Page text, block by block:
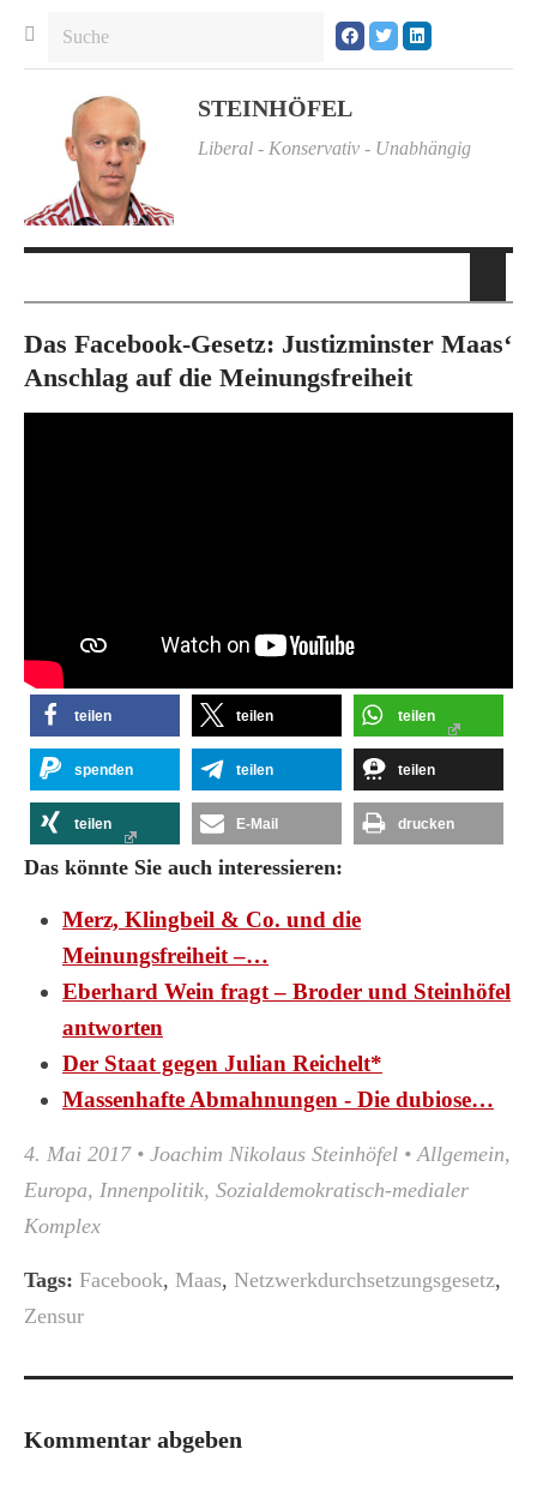
STEINHÖFEL
Liberal - Konservativ - Unabhängig
Das Facebook-Gesetz: Justizminster Maas‘
Anschlag auf die Meinungsfreiheit
teilen teilen teilen
spenden teilen teilen
teilen E-Mail drucken
Das könnte Sie auch interessieren:
Merz, Klingbeil & Co. und die
Meinungsfreiheit –…
Eberhard Wein fragt – Broder und Steinhöfel
antworten
Der Staat gegen Julian Reichelt*
Massenhafte Abmahnungen - Die dubiose…
4. Mai 2017• Joachim Nikolaus Steinhöfel •Allgemein,
Europa, Innenpolitik, Sozialdemokratisch-medialer
Komplex
Tags: Facebook, Maas, Netzwerkdurchsetzungsgesetz,
Zensur
Kommentar abgeben